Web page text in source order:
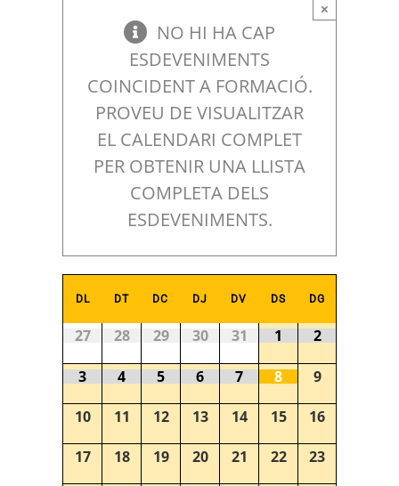
×
NO HI HA CAP
ESDEVENIMENTS
COINCIDENT A FORMACIÓ.
PROVEU DE VISUALITZAR
EL CALENDARI COMPLET
PER OBTENIR UNA LLISTA
COMPLETA DELS
ESDEVENIMENTS.
Calendari
de
Esdeveniments
Calendari
Esdeveniments
DL DT DC DJ DV DS DG
27 28 29 30 31 1 2
3 4 5 6 7 8 9
10 11 12 13 14 15 16
17 18 19 20 21 22 23